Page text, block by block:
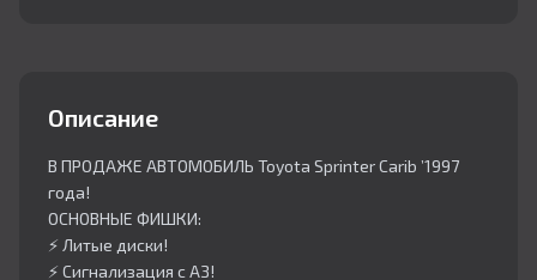
Описание
В ПРОДАЖЕ АВТОМОБИЛЬ Toyota Sprinter Carib ’1997
года!
ОСНОВНЫЕ ФИШКИ:
⚡️ Литые диски!
⚡️ Сигнализация с АЗ!